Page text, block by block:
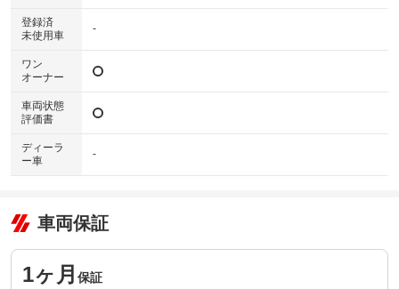
登録済
未使用車
-
ワン
オーナー
車両状態
評価書
ディーラ
ー車
-
車両保証
1ヶ月 保証